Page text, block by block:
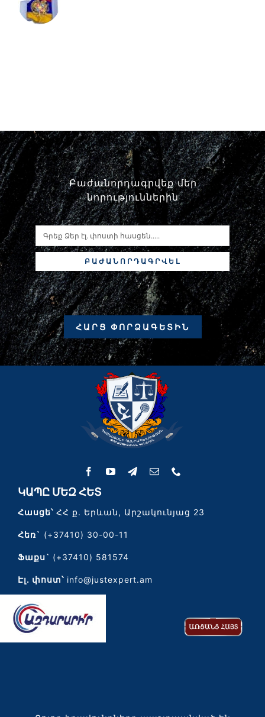
Բաժանորդագրվեք մեր
նորություններին
ԲԱԺԱՆՈՐԴԱԳՐՎԵԼ
ՀԱՐՑ ՓՈՐՁԱԳԵՏԻՆ
ԿԱՊԸ ՄԵԶ ՀԵՏ
Հասցե՝ՀՀ ք. Երևան, Արշակունյաց 23
Հեռ` (+37410) 30-00-11
Ֆաքս` (+37410) 581574
Էլ․ փոստ՝ info@justexpert.am